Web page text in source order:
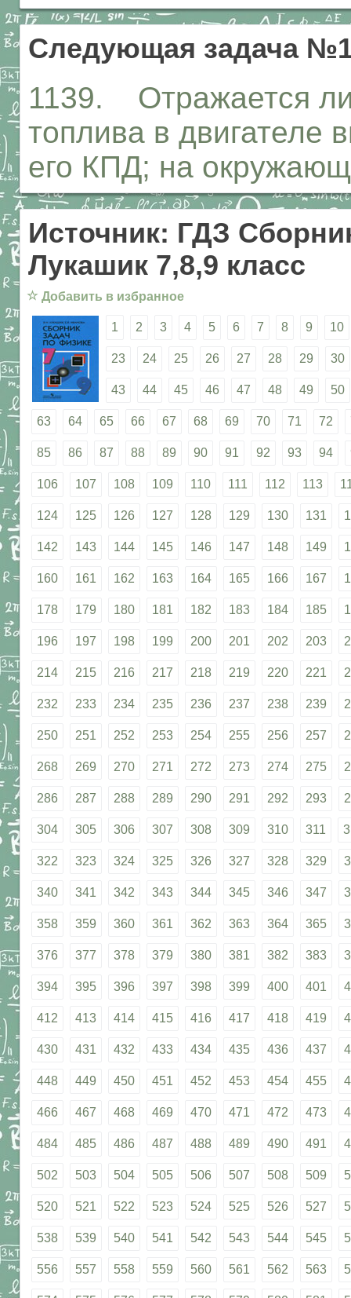
Следующая задача
1139. Отражается
топлива в двигателе
его КПД; на
Источник: ГДЗ
Лукашик 7,8,9 класс
☆ Добавить в избранное
1 2 3 4 5 6 7 8 9 10
23 24 25 26 27 28 29 30
43 44 45 46 47 48 49 50
63 64 65 66 67 68 69 70 71 72
85 86 87 88 89 90 91 92 93 94
106 107 108 109 110 111 112 113
124 125 126 127 128 129 130 131
142 143 144 145 146 147 148 149
160 161 162 163 164 165 166 167
178 179 180 181 182 183 184 185
196 197 198 199 200 201 202 203
214 215 216 217 218 219 220 221
232 233 234 235 236 237 238 239
250 251 252 253 254 255 256 257
268 269 270 271 272 273 274 275
286 287 288 289 290 291 292 293
304 305 306 307 308 309 310 311
322 323 324 325 326 327 328 329
340 341 342 343 344 345 346 347
358 359 360 361 362 363 364 365
376 377 378 379 380 381 382 383
394 395 396 397 398 399 400 401
412 413 414 415 416 417 418 419
430 431 432 433 434 435 436 437
448 449 450 451 452 453 454 455
466 467 468 469 470 471 472 473
484 485 486 487 488 489 490 491
502 503 504 505 506 507 508 509
520 521 522 523 524 525 526 527
538 539 540 541 542 543 544 545
556 557 558 559 560 561 562 563